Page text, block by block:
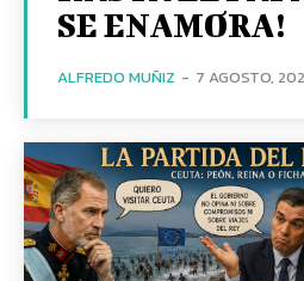
SE ENAMORA!
ALFREDO MUÑIZ - 7 AGOSTO,